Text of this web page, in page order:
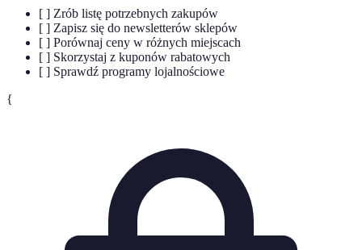
[ ] Zrób listę potrzebnych zakupów
[ ] Zapisz się do newsletterów sklepów
[ ] Porównaj ceny w różnych miejscach
[ ] Skorzystaj z kuponów rabatowych
[ ] Sprawdź programy lojalnościowe
{